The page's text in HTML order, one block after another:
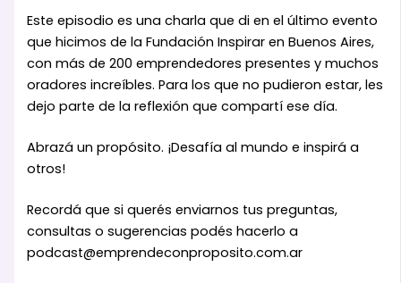
Este episodio es una charla que di en el último evento
que hicimos de la Fundación Inspirar en Buenos Aires,
con más de 200 emprendedores presentes y muchos
oradores increíbles. Para los que no pudieron estar, les
dejo parte de la reflexión que compartí ese día.
Abrazá un propósito. ¡Desafía al mundo e inspirá a
otros!
Recordá que si querés enviarnos tus preguntas,
consultas o sugerencias podés hacerlo a
podcast@emprendeconproposito.com.ar